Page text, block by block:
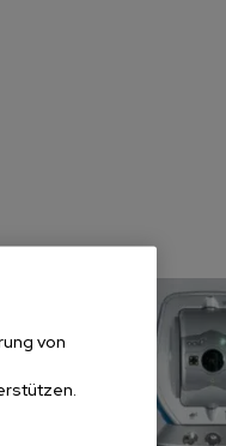
von